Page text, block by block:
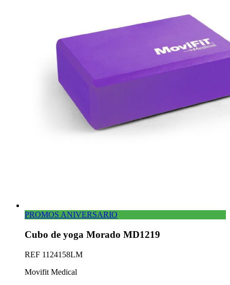
PROMOS ANIVERSARIO
Cubo de yoga Morado MD1219
REF 1124158LM
Movifit Medical